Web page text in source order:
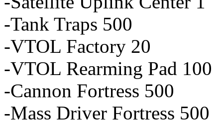
-Tank Traps 500
-VTOL Factory 20
-VTOL Rearming Pad 100
-Cannon Fortress 500
-Mass Driver Fortress 500